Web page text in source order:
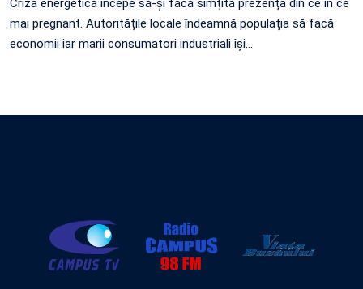
Criza energetică începe să-și facă simțită prezența din ce în ce
mai pregnant. Autoritățile locale îndeamnă populația să facă
economii iar marii consumatori industriali își…